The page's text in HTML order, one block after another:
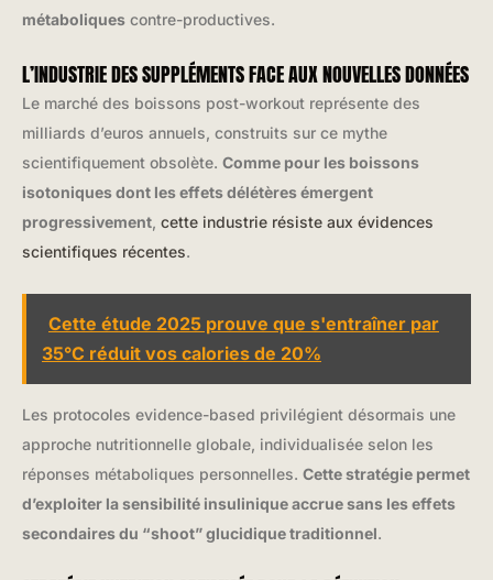
métaboliques contre-productives.
L’INDUSTRIE DES SUPPLÉMENTS FACE AUX NOUVELLES DONNÉES
Le marché des boissons post-workout représente des
milliards d’euros annuels, construits sur ce mythe
scientifiquement obsolète. Comme pour les boissons
isotoniques dont les effets délétères émergent
progressivement cette industrie résiste aux évidences
scientifiques récentes.
Cette étude 2025 prouve que s'entraîner par
35°C réduit vos calories de 20%
Les protocoles evidence-based privilégient désormais une
approche nutritionnelle globale, individualisée selon les
réponses métaboliques personnelles. Cette stratégie permet
d’exploiter la sensibilité insulinique accrue sans les effets
secondaires du “shoot” glucidique traditionnel.